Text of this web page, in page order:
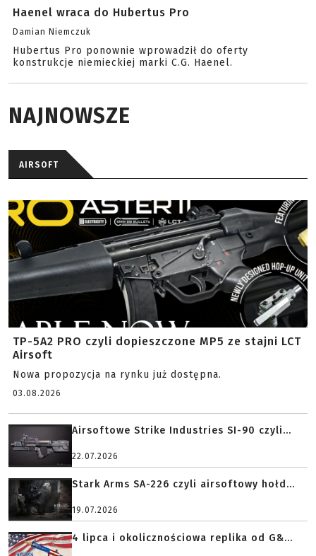
Haenel wraca do Hubertus Pro
Damian Niemczuk
Hubertus Pro ponownie wprowadził do oferty
konstrukcje niemieckiej marki C.G. Haenel.
NAJNOWSZE
AIRSOFT
TP-5A2 PRO czyli dopieszczone MP5 ze stajni LCT
Airsoft
Nowa propozycja na rynku już dostępna.
03.08.2026
Airsoftowe Strike Industries SI-90 czyli...
22.07.2026
Stark Arms SA-226 czyli airsoftowy hołd...
19.07.2026
4 lipca i okolicznościowa replika od G&...